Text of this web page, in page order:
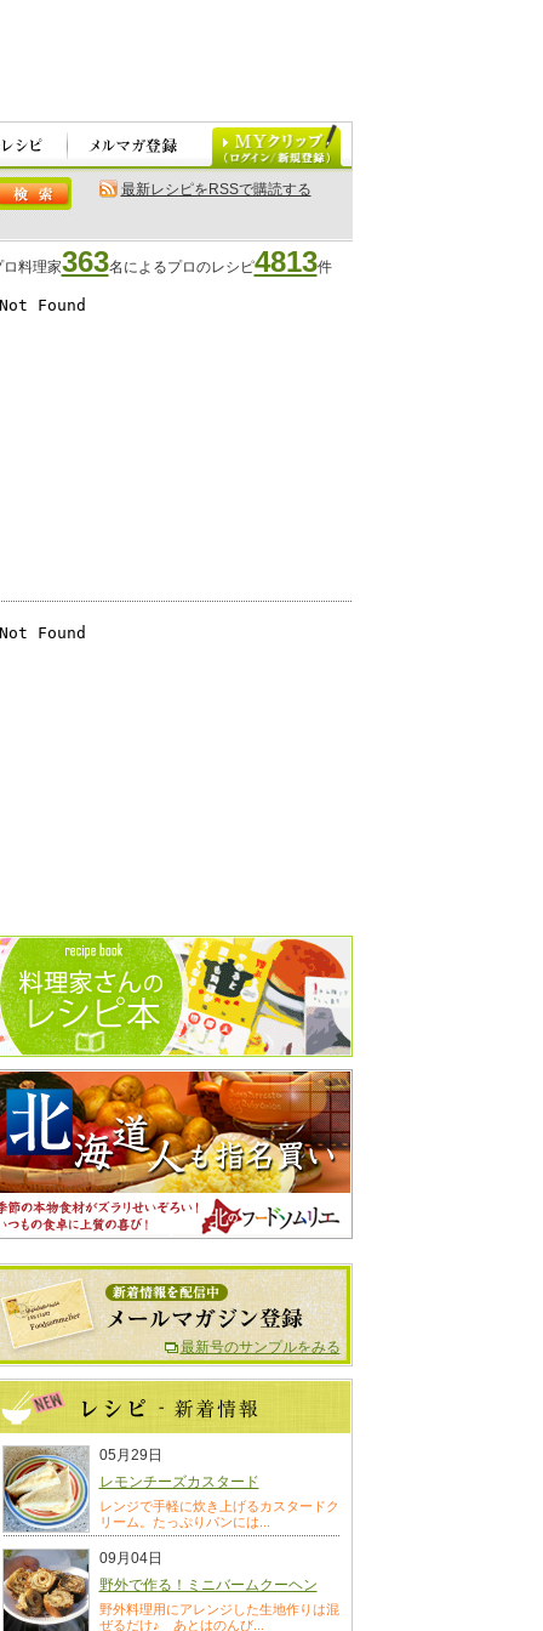
最新レシピをRSSで購読する
ロ料理家363名によるプロのレシピ4813件
最新号のサンプルをみる
05月29日
レモンチーズカスタード
レンジで手軽に炊き上げるカスタードク
リーム。たっぷりパンには...
09月04日
野外で作る！ミニバームクーヘン
野外料理用にアレンジした生地作りは混
ぜるだけ♪ あとはのんび...